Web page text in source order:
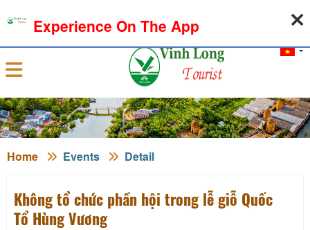
Sign in
Home Events Detail
Không tổ chức phần hội trong lễ giỗ Quốc
Tổ Hùng Vương
Experience On The App